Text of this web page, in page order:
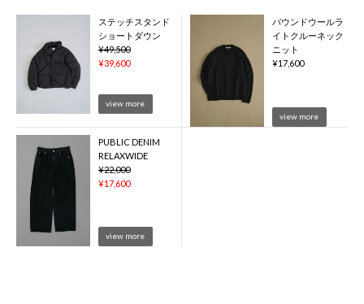
ステッチスタンド
ショートダウン
¥49,500
¥39,600
view more
バウンドウールラ
イトクルーネック
ニット
¥17,600
view more
PUBLIC DENIM
RELAXWIDE
¥22,000
¥17,600
view more